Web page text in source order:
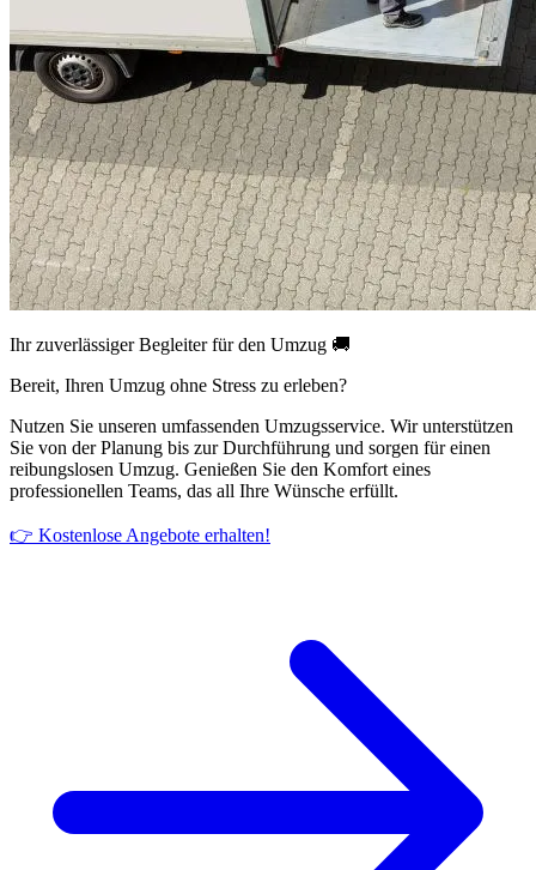
Ihr zuverlässiger Begleiter für den Umzug 🚚
Bereit, Ihren Umzug ohne Stress zu erleben?
Nutzen Sie unseren umfassenden Umzugsservice. Wir unterstützen
Sie von der Planung bis zur Durchführung und sorgen für einen
reibungslosen Umzug. Genießen Sie den Komfort eines
professionellen Teams, das all Ihre Wünsche erfüllt.
👉 Kostenlose Angebote erhalten!